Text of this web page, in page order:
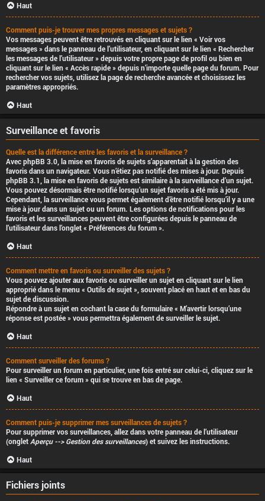
Haut
Comment puis-je trouver mes propres messages et sujets ?
Vos messages peuvent être retrouvés en cliquant sur le lien « Voir vos
messages » dans le panneau de l’utilisateur, en cliquant sur le lien « Rechercher
les messages de l’utilisateur » depuis votre propre page de profil ou bien en
cliquant sur le lien « Accès rapide » depuis n’importe quelle page du forum. Pour
rechercher vos sujets, utilisez la page de recherche avancée et choisissez les
paramètres appropriés.
Haut
Surveillance et favoris
Quelle est la différence entre les favoris et la surveillance ?
Avec phpBB 3.0, la mise en favoris de sujets s’apparentait à la gestion des
favoris dans un navigateur. Vous n’étiez pas notifié des mises à jour. Depuis
phpBB 3.1, la mise en favoris de sujets est similaire à la surveillance d’un sujet.
Vous pouvez désormais être notifié lorsqu’un sujet favoris a été mis à jour.
Cependant, la surveillance vous permet également d’être notifié lorsqu’il y a une
mise à jour dans un sujet ou un forum. Les options de notifications pour les
favoris et les surveillances peuvent être configurées depuis le panneau de
l’utilisateur dans l’onglet « Préférences du forum ».
Haut
Comment mettre en favoris ou surveiller des sujets ?
Vous pouvez ajouter aux favoris ou surveiller un sujet en cliquant sur le lien
approprié dans le menu « Outils de sujet », souvent placé en haut et en bas du
sujet de discussion.
Répondre à un sujet en cochant la case du formulaire « M’avertir lorsqu’une
réponse est postée » vous permettra également de surveiller le sujet.
Haut
Comment surveiller des forums ?
Pour surveiller un forum en particulier, une fois entré sur celui-ci, cliquez sur le
lien « Surveiller ce forum » qui se trouve en bas de page.
Haut
Comment puis-je supprimer mes surveillances de sujets ?
Pour supprimer vos surveillances, allez dans votre panneau de l’utilisateur
(onglet Aperçu --> Gestion des surveillances) et suivez les instructions.
Haut
Fichiers joints